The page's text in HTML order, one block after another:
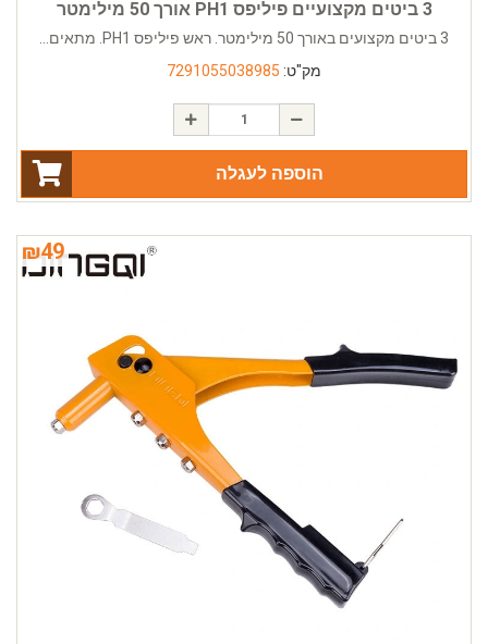
3 ביטים מקצועיים פיליפס PH1 אורך 50 מילימטר
3 ביטים מקצועים באורך 50 מילימטר. ראש פיליפס PH1. מתאים...
מק"ט: 7291055038985
הוספה לעגלה
₪49